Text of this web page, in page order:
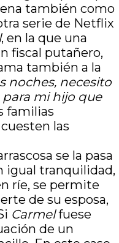
también como
serie de Netflix
, en la que una
fiscal putañero,
también a la
noches, necesito
mi hijo que
familias
las
se la pasa
igual tranquilidad,
ríe, se permite
de su esposa,
Carmelfuese
de un